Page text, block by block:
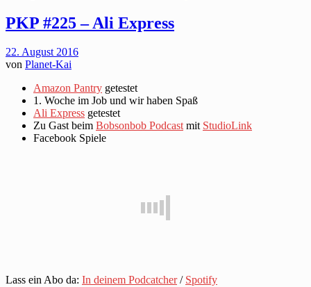
PKP #225 – Ali Express
22. August 2016
von Planet-Kai
Amazon Pantry getestet
1. Woche im Job und wir haben Spaß
Ali Express getestet
Zu Gast beim Bobsonbob Podcastmit StudioLink
Facebook Spiele
Lass ein Abo da: In deinem Podcatcher/ Spotify